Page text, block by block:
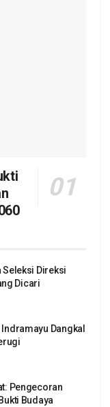
Seleksi Direksi
Dicari
Dangkal
Pengecoran
Budaya